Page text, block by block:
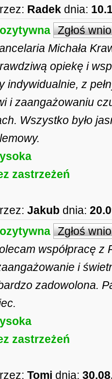
Radek dnia:
Zgłoś
Michała
opiekę i
indywidualnie, z
i zaangażowaniu
Wszystko było
zastrzeżeń
Jakub dnia:
Zgłoś
współpracę z
i
zadowolona.
zastrzeżeń
Tomi dnia: